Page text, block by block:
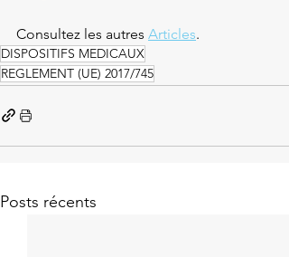
Consultez les autres Articles.
DISPOSITIFS MEDICAUX
REGLEMENT (UE) 2017/745
Posts récents